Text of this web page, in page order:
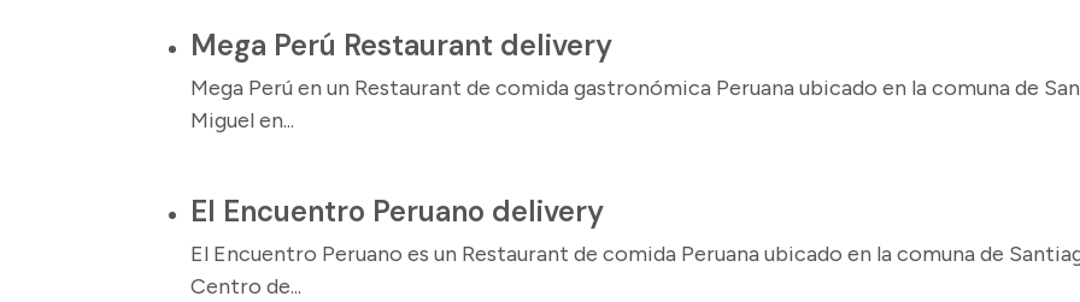
Mega Perú Restaurant delivery
Mega Perú en un Restaurant de comida gastronómica Peruana ubicado en la comuna de San
Miguel en...
El Encuentro Peruano delivery
El Encuentro Peruano es un Restaurant de comida Peruana ubicado en la comuna de
Centro de...